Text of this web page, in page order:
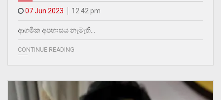
07 Jun 2023 12.42 pm
ආගමික අපහාසය නැමැති…
CONTINUE READING